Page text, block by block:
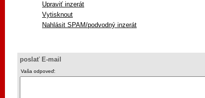
Upraviť inzerát
Vytisknout
Nahlásit SPAM/podvodný inzerát
poslať E-mail
Vaša odpoveď: